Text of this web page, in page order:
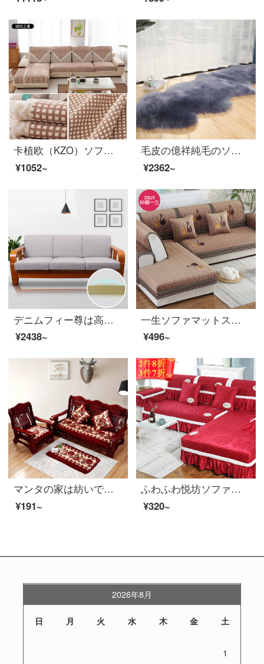
卡植欧（KZO）ソファマット四季亜麻シートシンプルな布芸カスタマイズユニバーサル滑り止めソファカバー秋冬モデル琥珀の夏110*110 cm
¥1052~
毛皮の億祥純毛のソファクッションカバーオーストラリア輸入ウールの絨毯の皮の一体のソファーのクッションベッドの絨毯のベッドルームのリビングルームの翻り窓の絨毯の羊の皮の冬の厚いソファーのじゅうたんの深さ灰色の全体の皮は75*115 cmです。
¥2362~
デニムフィー尊は高密度スポンジの実木ソファクッションセットに、硬い厚みの滑り止めの赤い木クッションを加えた冬の高密度スポンジ（厚さ約12-15 cm）75*75 cm（座布団）を楽しむことができます。
¥2438~
一生ソファマットスーツに厚いソファカバーを加えて、毛の絨毯クッションをカバーします。秋冬の布芸滑り止めソファーのカバーをして、純色の新しい中国式の3人の組み合わせです。
¥496~
マンタの家は紡いで厚い冬の木のソファーのクッションを持っています。背中付きの旧式滑り止め木の四季折々の赤い木通用三人スポンジクッション国色天香-紅52*52 cm/一人乗りの席です。
¥191~
ふわふわ悦坊ソファクッションセット冬毛绒ソファカバーカバーカバーカバーカバー厚い保温欧風ソファクッションカスタマイズできます。
¥320~
2026年8月
日 月 火 水 木 金 土
1